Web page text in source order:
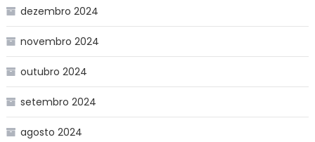
dezembro 2024
novembro 2024
outubro 2024
setembro 2024
agosto 2024